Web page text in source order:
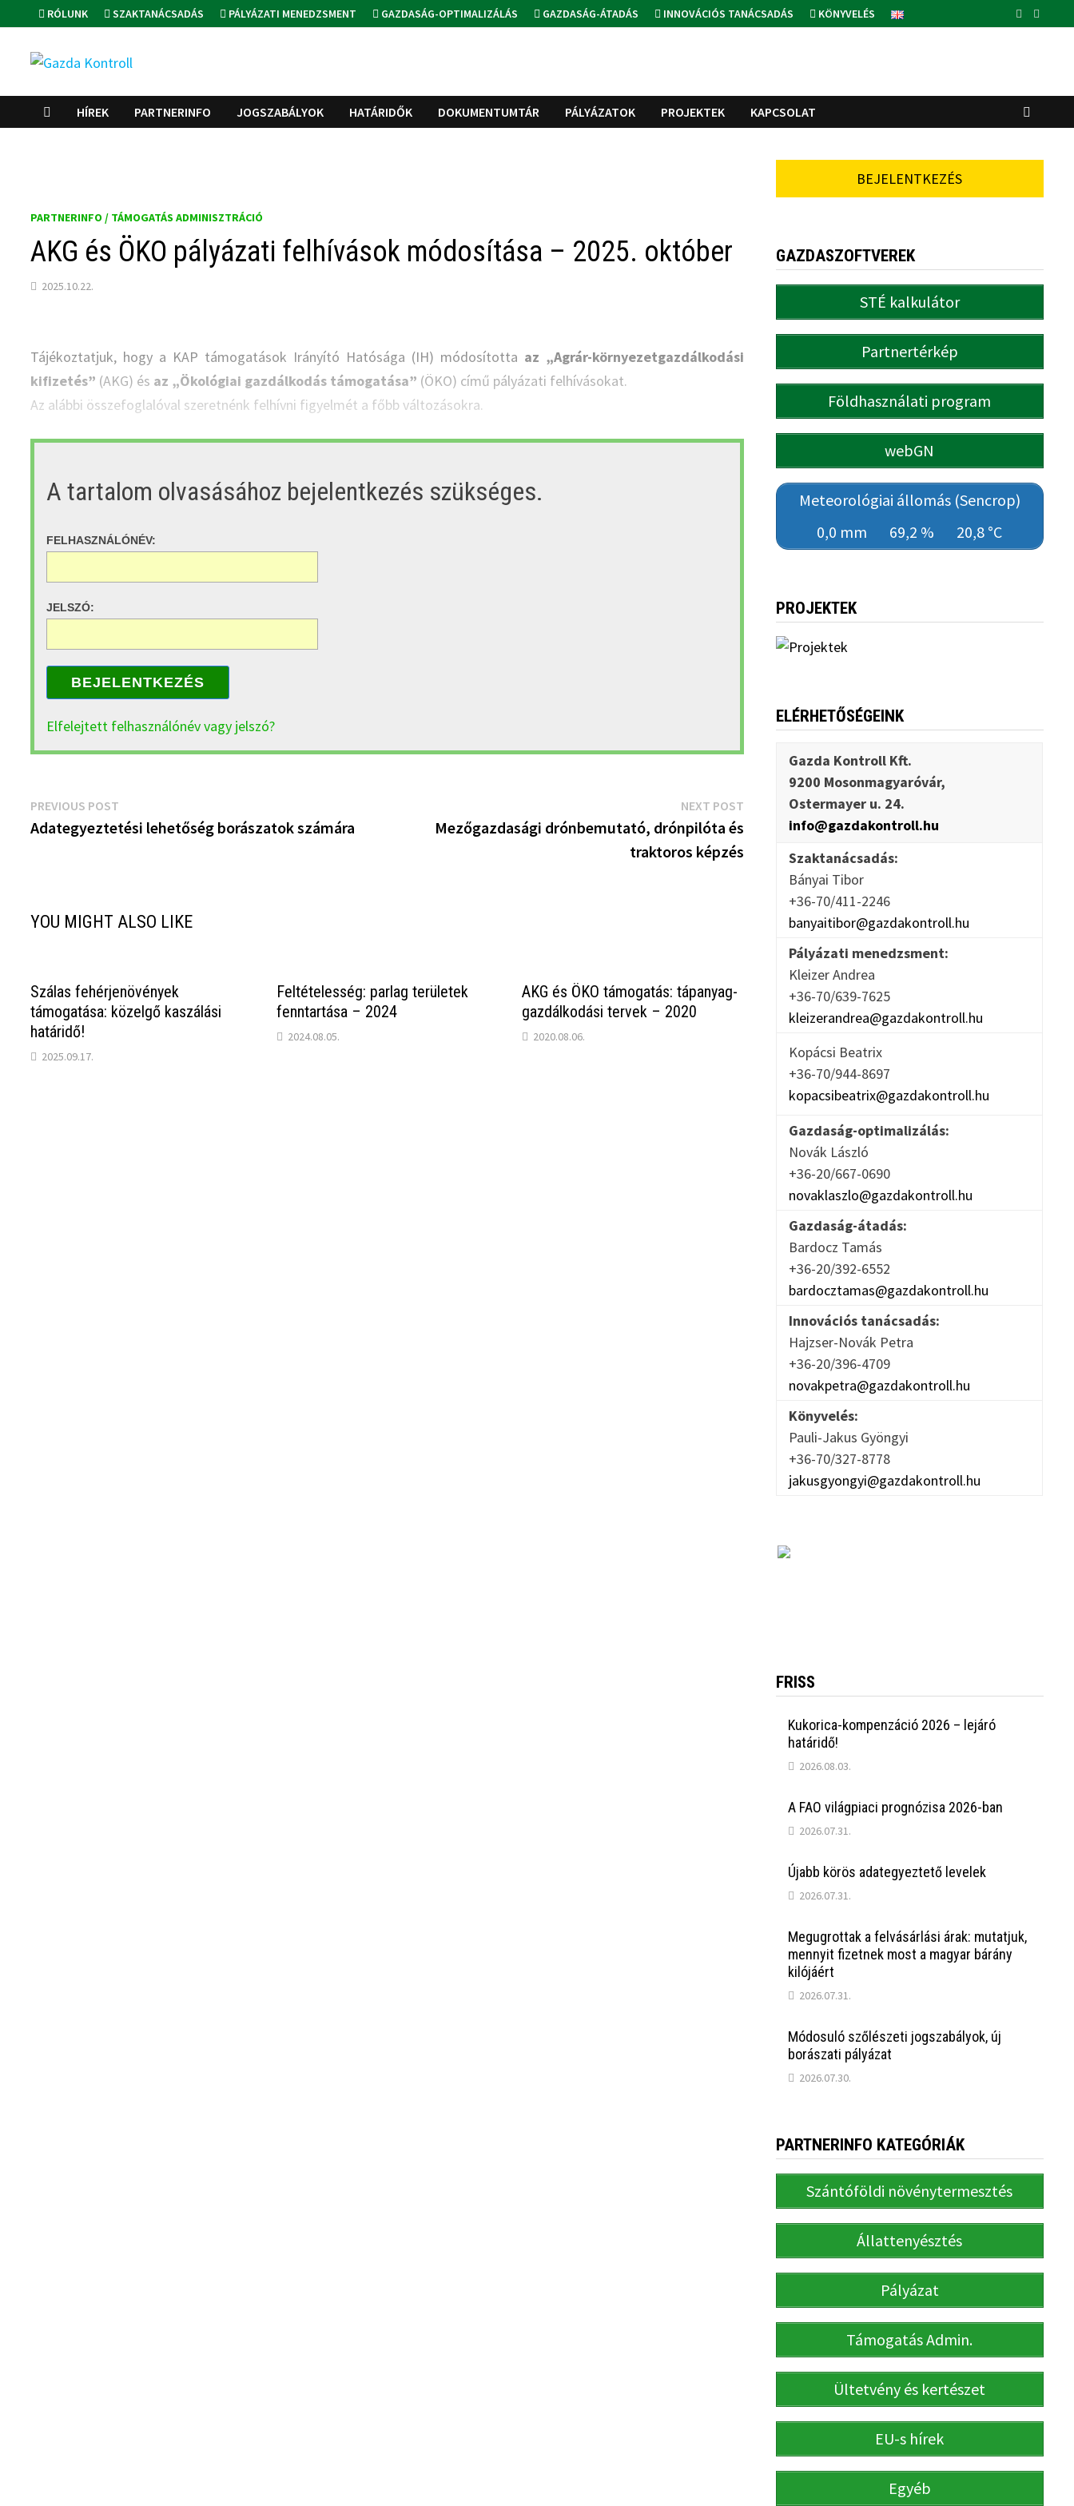
to
content
RÓLUNK SZAKTANÁCSADÁS PÁLYÁZATI MENEDZSMENT GAZDASÁG-OPTIMALIZÁLÁS GAZDASÁG-ÁTADÁS INNOVÁCIÓS TANÁCSADÁS KÖNYVELÉS
HÍREK PARTNERINFO JOGSZABÁLYOK HATÁRIDŐK DOKUMENTUMTÁR PÁLYÁZATOK PROJEKTEK KAPCSOLAT
PARTNERINFO / TÁMOGATÁS ADMINISZTRÁCIÓ
AKG és ÖKO pályázati felhívások módosítása – 2025. október
2025.10.22.
Tájékoztatjuk, hogy a KAP támogatások Irányító Hatósága (IH) módosította az „Agrár-környezetgazdálkodási
kifizetés” (AKG) és az „Ökológiai gazdálkodás támogatása” (ÖKO) című pályázati felhívásokat.
Az alábbi összefoglalóval szeretnénk felhívni figyelmét a főbb változásokra.
A tartalom olvasásához bejelentkezés szükséges.
FELHASZNÁLÓNÉV:
JELSZÓ:
BEJELENTKEZÉS
Elfelejtett felhasználónév vagy jelszó?
Bejegyzés
navigáció
PREVIOUS POST
post:
Adategyeztetési lehetőség borászatok számára
NEXT POSTNext
post:
Mezőgazdasági drónbemutató, drónpilóta és
traktoros képzés
YOU MIGHT ALSO LIKE
Szálas fehérjenövények
támogatása: közelgő kaszálási
határidő!
2025.09.17.
Feltételesség: parlag területek
fenntartása – 2024
2024.08.05.
AKG és ÖKO támogatás: tápanyag-
gazdálkodási tervek – 2020
2020.08.06.
BEJELENTKEZÉS
GAZDASZOFTVEREK
STÉ kalkulátor
Partnertérkép
Földhasználati program
webGN
Meteorológiai állomás (Sencrop)
0,0 mm
69,2 % 20,8 °C
PROJEKTEK
ELÉRHETŐSÉGEINK
Gazda Kontroll Kft.
9200 Mosonmagyaróvár,
Ostermayer u. 24.
info@gazdakontroll.hu
Szaktanácsadás:
Bányai Tibor
+36-70/411-2246
banyaitibor@gazdakontroll.hu
Pályázati menedzsment:
Kleizer Andrea
+36-70/639-7625
kleizerandrea@gazdakontroll.hu
Kopácsi Beatrix
+36-70/944-8697
kopacsibeatrix@gazdakontroll.hu
Gazdaság-optimalizálás:
Novák László
+36-20/667-0690
novaklaszlo@gazdakontroll.hu
Gazdaság-átadás:
Bardocz Tamás
+36-20/392-6552
bardocztamas@gazdakontroll.hu
Innovációs tanácsadás:
Hajzser-Novák Petra
+36-20/396-4709
novakpetra@gazdakontroll.hu
Könyvelés:
Pauli-Jakus Gyöngyi
+36-70/327-8778
jakusgyongyi@gazdakontroll.hu
FRISS
Kukorica-kompenzáció 2026 – lejáró
határidő!
2026.08.03.
A FAO világpiaci prognózisa 2026-ban
2026.07.31.
Újabb körös adategyeztető levelek
2026.07.31.
Megugrottak a felvásárlási árak: mutatjuk,
mennyit fizetnek most a magyar bárány
kilójáért
2026.07.31.
Módosuló szőlészeti jogszabályok, új
borászati pályázat
2026.07.30.
PARTNERINFO KATEGÓRIÁK
Szántóföldi növénytermesztés
Állattenyésztés
Pályázat
Támogatás Admin.
Ültetvény és kertészet
EU-s hírek
Egyéb